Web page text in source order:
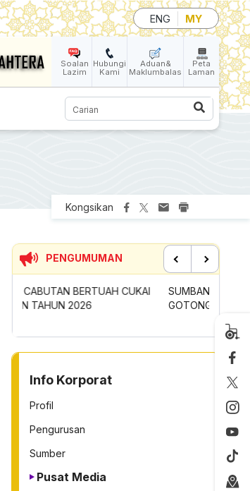
ENG MY
Soalan
Lazim
Hubungi
Kami
Aduan&
Maklumbalas
Peta
Laman
Carian
Kongsikan
PENGUMUMAN
SUMBANGAN INSENTIF AKTIVITI
GOTONG-ROYONG MBS TAHUN 2026
Info Korporat
Profil
Pengurusan
Sumber
Pusat Media